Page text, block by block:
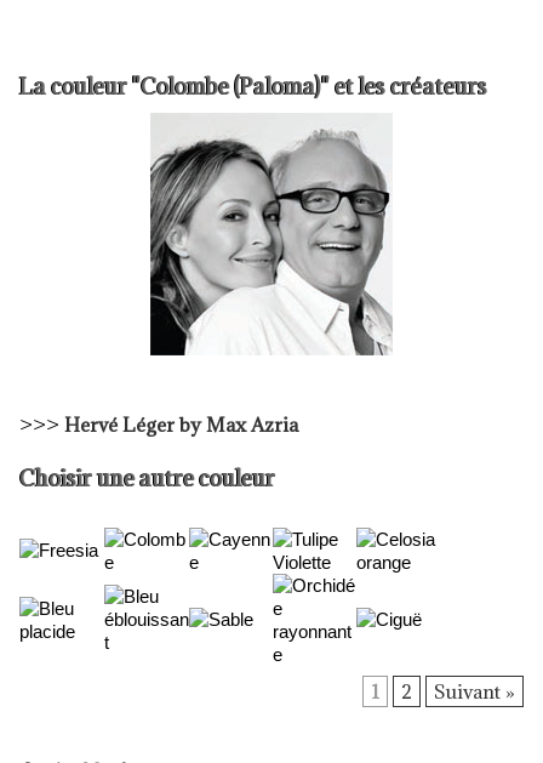
La couleur "Colombe (Paloma)" et les créateurs
>>> Hervé Léger by Max Azria
Choisir une autre couleur
1 2 Suivant »